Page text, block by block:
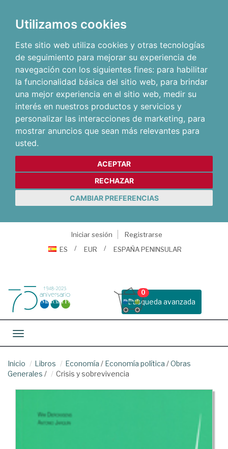
Utilizamos cookies
Este sitio web utiliza cookies y otras tecnologías
de seguimiento para mejorar su experiencia de
navegación con los siguientes fines: para habilitar
la funcionalidad básica del sitio web, para brindar
una mejor experiencia en el sitio web, medir su
interés en nuestros productos y servicios y
personalizar las interacciones de marketing, para
mostrar anuncios que sean más relevantes para
usted.
ACEPTAR
RECHAZAR
CAMBIAR PREFERENCIAS
Iniciar sesión
Registrarse
ES
EUR ESPAÑA PENINSULAR
Busqueda avanzada
0
Toggle navigation
Inicio Libros Economía / Economía política /Obras
Generales / Crisis y sobrevivencia